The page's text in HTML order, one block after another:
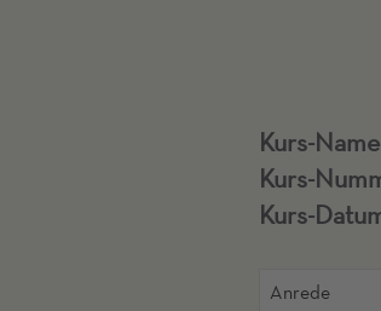
Kurs-
Kurs-
Kurs-
Anrede